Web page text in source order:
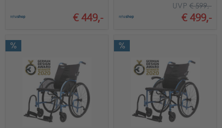
€ 449,- € 499,-
UVP € 599,-